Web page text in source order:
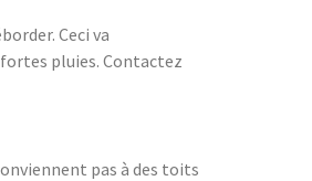
Ceci va
pluies. Contactez
pas à des toits